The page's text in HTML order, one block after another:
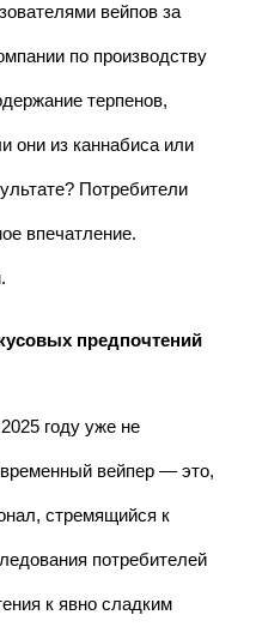
вейпов за
по производству
терпенов,
они из каннабиса или
Потребители
впечатление.
предпочтений
году уже не
вейпер — это,
стремящийся к
потребителей
к явно сладким